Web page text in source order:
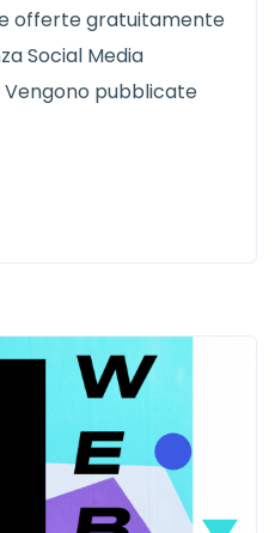
offerte gratuitamente
Social Media
pubblicate